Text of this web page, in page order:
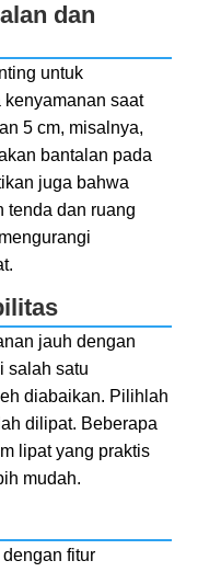
dan
untuk
saat
5 cm, misalnya,
bantalan pada
juga bahwa
tenda dan ruang
jauh dengan
salah satu
diabaikan. Pilihlah
dilipat. Beberapa
lipat yang praktis
mudah.
fitur